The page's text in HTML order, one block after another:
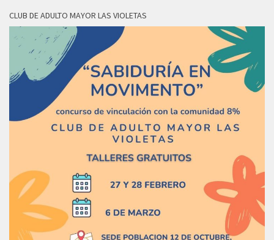
CLUB DE ADULTO MAYOR LAS VIOLETAS